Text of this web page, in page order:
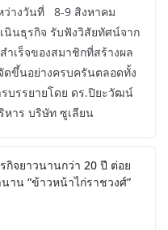
ว่างวันที่ 8-9 สิงหาคม
นินธุรกิจ รับฟังวิสัยทัศน์จาก
เร็จของสมาชิกที่สร้างผล
ดขึ้นอย่างครบครันตลอดทั้ง
บรรยายโดย ดร.ปิยะวัฒน์
หาร บริษัท ซูเลียน
กิจยาวนานกว่า 20 ปี ต่อย
าน “ข้าวหน้าไก่ราชวงศ์”